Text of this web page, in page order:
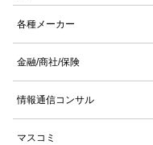
各種メーカー
金融/商社/保険
情報通信コンサル
マスコミ